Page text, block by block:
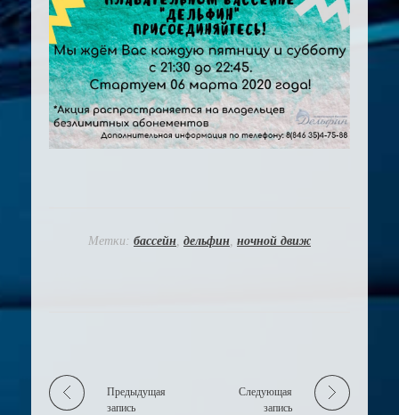
Метки: бассейн, дельфин, ночной движ
Предыдущая
запись
Следующая
запись